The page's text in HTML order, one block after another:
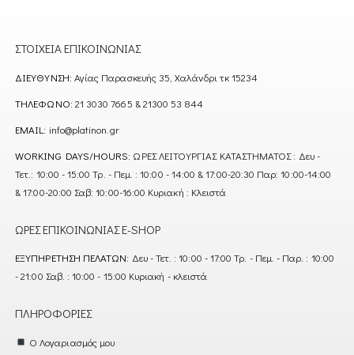
ΣΤΟΙΧΕΊΑ ΕΠΙΚΟΙΝΩΝΊΑΣ
ΔΙΕΎΘΥΝΣΗ: Αγίας Παρασκευής 35, Χαλάνδρι τκ 15234
ΤΗΛΈΦΩΝΟ: 21 3030 7665 & 21300 53 844
EMAIL: info@platinon.gr
WORKING DAYS/HOURS: ΩΡΕΣ ΛΕΙΤΟΥΡΓΙΑΣ ΚΑΤΑΣΤΗΜΑΤΟΣ : Δευ -
Τετ.: 10:00 - 15:00 Τρ. - Πεμ. : 10:00 - 14:00 & 17:00-20:30 Παρ: 10:00-14:00
& 17:00-20:00 Σαβ: 10:00-16:00 Κυριακή : Κλειστά
ΏΡΕΣ ΕΠΙΚΟΙΝΩΝΊΑΣ E-SHOP
ΕΞΥΠΗΡΈΤΗΣΗ ΠΕΛΑΤΏΝ: Δευ - Τετ. : 10:00 - 17:00 Τρ. - Πεμ. - Παρ. : 10:00
- 21:00 Σαβ. : 10:00 - 15:00 Κυριακή - κλειστά
ΠΛΗΡΟΦΟΡΊΕΣ
Ο Λογαριασμός μου